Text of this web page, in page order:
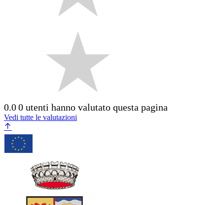
0.00 utenti hanno valutato questa pagina
Vedi tutte le valutazioni